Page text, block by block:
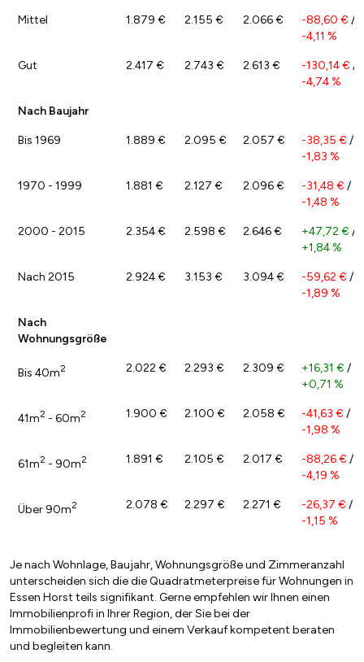
Mittel 1.879 € 2.155 € 2.066 € -88,60 € /
-4,11 %
Gut 2.417 € 2.743 € 2.613 € -130,14 € /
-4,74 %
Nach Baujahr
Bis 1969 1.889 € 2.095 € 2.057 € -38,35 € /
-1,83 %
1970 - 1999 1.881 € 2.127 € 2.096 € -31,48 € /
-1,48 %
2000 - 2015 2.354 € 2.598 € 2.646 € +47,72 € /
+1,84 %
Nach 2015 2.924 € 3.153 € 3.094 € -59,62 € /
-1,89 %
Nach
Wohnungsgröße
Bis 40m2 2.022 € 2.293 € 2.309 € +16,31 € /
+0,71 %
41m2 - 60m2 1.900 € 2.100 € 2.058 € -41,63 € /
-1,98 %
61m2 - 90m2 1.891 € 2.105 € 2.017 € -88,26 € /
-4,19 %
Über 90m2 2.078 € 2.297 € 2.271 € -26,37 € /
-1,15 %
Je nach Wohnlage, Baujahr, Wohnungsgröße und Zimmeranzahl
unterscheiden sich die die Quadratmeterpreise für Wohnungen in
Essen Horst teils signifikant. Gerne empfehlen wir Ihnen einen
Immobilienprofi in Ihrer Region, der Sie bei der
Immobilienbewertung und einem Verkauf kompetent beraten
und begleiten kann.